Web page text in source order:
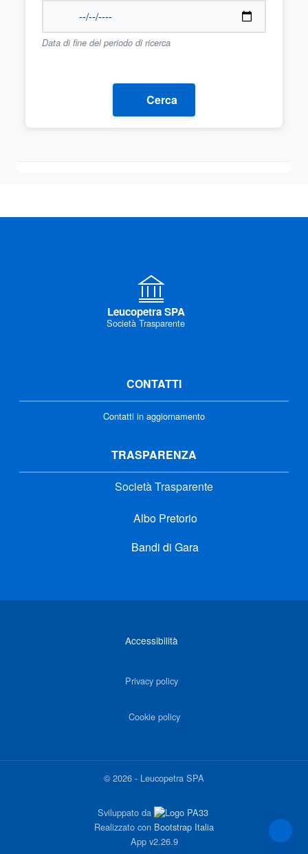
Data di fine del periodo di ricerca
Cerca
Leucopetra SPA
Società Trasparente
CONTATTI
Contatti in aggiornamento
TRASPARENZA
Società Trasparente
Albo Pretorio
Bandi di Gara
Accessibilità
Privacy policy
Cookie policy
©2026 - Leucopetra SPA
Sviluppato da
Realizzato con Bootstrap Italia
App v2.26.9